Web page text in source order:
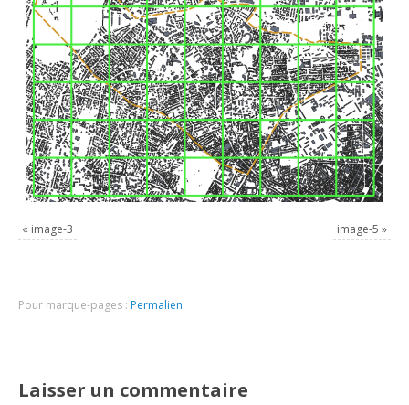
« image-3 image-5 »
Pour marque-pages : Permalien.
Laisser un commentaire